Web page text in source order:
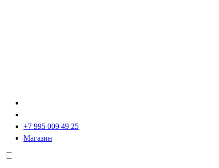
+7 995 009 49 25
Магазин